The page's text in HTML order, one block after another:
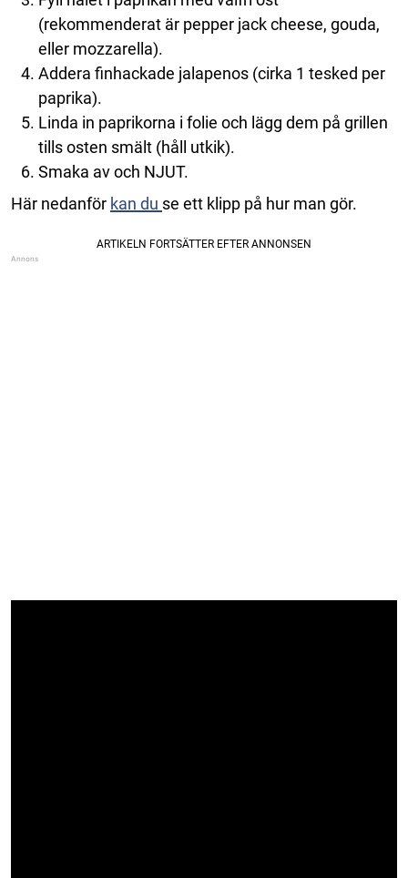
(rekommenderat är pepper jack cheese, gouda,
eller mozzarella).
Addera finhackade jalapenos (cirka 1 tesked per
paprika).
Linda in paprikorna i folie och lägg dem på grillen
tills osten smält (håll utkik).
Smaka av och NJUT.
Här nedanför kan du se ett klipp på hur man gör.